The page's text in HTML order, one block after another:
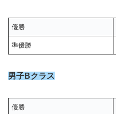
優勝
準優勝
男子Bクラス
優勝